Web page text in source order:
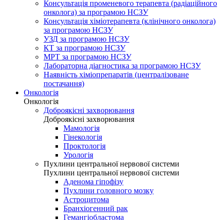
Консультація променевого терапевта (радіаційного
онколога) за програмою НСЗУ
Консультація хіміотерапевта (клінічного онколога)
за програмою НСЗУ
УЗД за програмою НСЗУ
КТ за програмою НСЗУ
МРТ за програмою НСЗУ
Лабораторна діагностика за програмою НСЗУ
Наявність хіміопрепаратів (централізоване
постачання)
Онкологія
Онкологія
Доброякісні захворювання
Доброякісні захворювання
Мамологія
Гінекологія
Проктологія
Урологія
Пухлини центральної нервової системи
Пухлини центральної нервової системи
Аденома гіпофізу
Пухлини головного мозку
Астроцитома
Бранхіогенний рак
Гемангіобластома